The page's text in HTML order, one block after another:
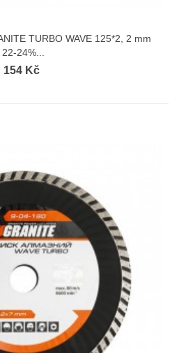
TURBO WAVE 125*2, 2 mm
22-24%...
154 Kč